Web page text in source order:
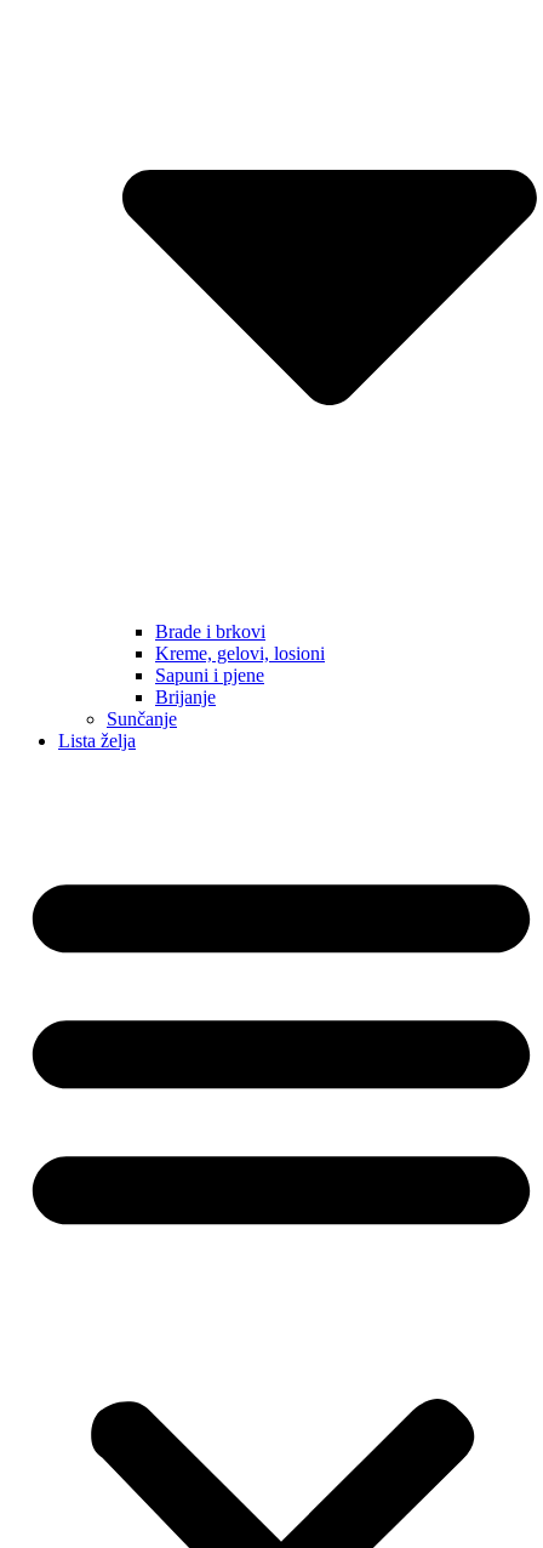
Brade i brkovi
Kreme, gelovi, losioni
Sapuni i pjene
Brijanje
Sunčanje
Lista želja